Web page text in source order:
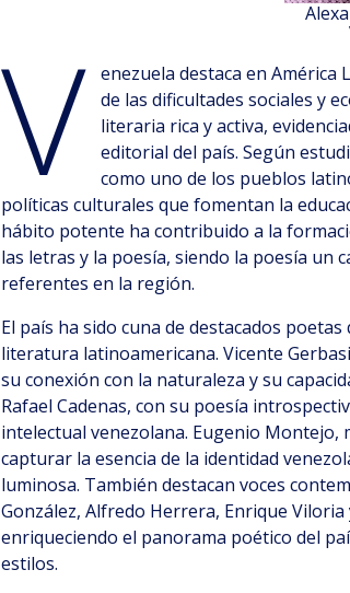
V
enezuela destaca en
de las dificultades sociales y
literaria rica y activa,
editorial del país. Según
como uno de los pueblos
políticas culturales que fomentan la
hábito potente ha contribuido a la
las letras y la poesía, siendo la poesía un
referentes en la región.
El país ha sido cuna de destacados
literatura latinoamericana. Vicente
su conexión con la naturaleza y su
Rafael Cadenas, con su poesía
intelectual venezolana. Eugenio
capturar la esencia de la identidad
luminosa. También destacan voces
González, Alfredo Herrera, Enrique
enriqueciendo el panorama poético del
estilos.